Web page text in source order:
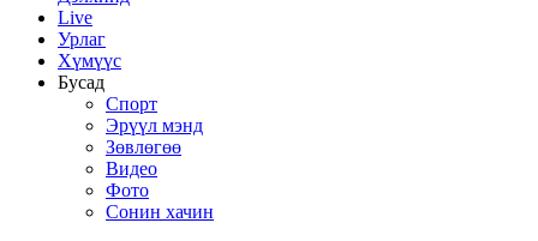
Live
Урлаг
Хүмүүс
Бусад
Спорт
Эрүүл мэнд
Зөвлөгөө
Видео
Фото
Сонин хачин